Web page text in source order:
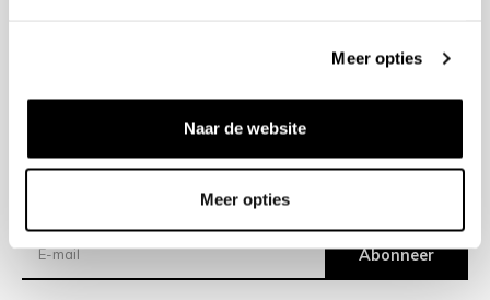
Meer opties
Naar de website
Meer opties
Verzending
Abonneer